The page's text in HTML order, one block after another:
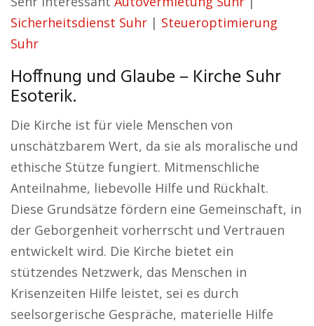
Sicherheitsdienst Suhr | Steueroptimierung
Suhr
Hoffnung und Glaube – Kirche Suhr
Esoterik.
Die Kirche ist für viele Menschen von
unschätzbarem Wert, da sie als moralische und
ethische Stütze fungiert. Mitmenschliche
Anteilnahme, liebevolle Hilfe und Rückhalt.
Diese Grundsätze fördern eine Gemeinschaft, in
der Geborgenheit vorherrscht und Vertrauen
entwickelt wird. Die Kirche bietet ein
stützendes Netzwerk, das Menschen in
Krisenzeiten Hilfe leistet, sei es durch
seelsorgerische Gespräche, materielle Hilfe